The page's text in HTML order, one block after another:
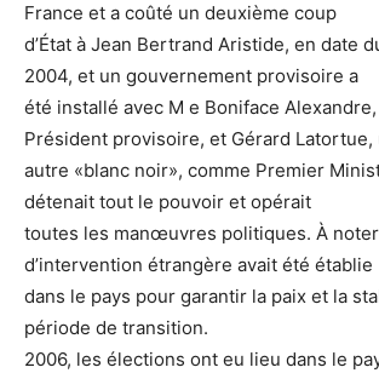
France et a coûté un deuxième coup
d’État à Jean Bertrand Aristide, en date
2004, et un gouvernement provisoire a
été installé avec M e Boniface
Président provisoire, et Gérard Latortue,
autre «blanc noir», comme Premier
détenait tout le pouvoir et opérait
toutes les manœuvres politiques. À noter
d’intervention étrangère avait été établie
dans le pays pour garantir la paix et la
période de transition.
2006, les élections ont eu lieu dans le